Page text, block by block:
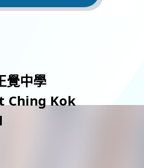
覺中學
Ching Kok